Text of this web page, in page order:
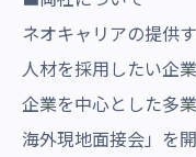
ネオキャリアの提供
人材を採用したい企
企業を中心とした多
海外現地面接会」を